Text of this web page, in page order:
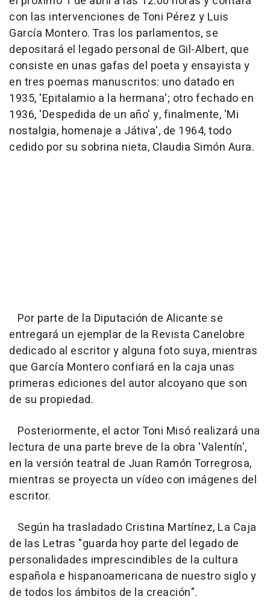
con las intervenciones de Toni Pérez y Luis
García Montero. Tras los parlamentos, se
depositará el legado personal de Gil-Albert, que
consiste en unas gafas del poeta y ensayista y
en tres poemas manuscritos: uno datado en
1935, 'Epitalamio a la hermana'; otro fechado en
1936, 'Despedida de un año' y, finalmente, 'Mi
nostalgia, homenaje a Játiva', de 1964, todo
cedido por su sobrina nieta, Claudia Simón Aura.
Por parte de la Diputación de Alicante se
entregará un ejemplar de la Revista Canelobre
dedicado al escritor y alguna foto suya, mientras
que García Montero confiará en la caja unas
primeras ediciones del autor alcoyano que son
de su propiedad.
Posteriormente, el actor Toni Misó realizará una
lectura de una parte breve de la obra 'Valentín',
en la versión teatral de Juan Ramón Torregrosa,
mientras se proyecta un vídeo con imágenes del
escritor.
Según ha trasladado Cristina Martínez, La Caja
de las Letras "guarda hoy parte del legado de
personalidades imprescindibles de la cultura
española e hispanoamericana de nuestro siglo y
de todos los ámbitos de la creación".